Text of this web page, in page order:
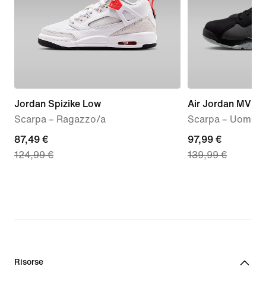
Jordan Spizike Low
Scarpa – Ragazzo/a
current
price
price
87,49 €
124,99 €
Air Jordan MVP
Scarpa – Uomo
current
price
price
97,99 €
139,99 €
Risorse